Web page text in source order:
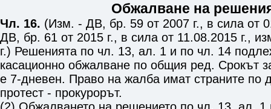
Обжалване на
Чл. 16. (Изм. - ДВ, бр. 59 от 2007 г., в сила от
ДВ, бр. 61 от 2015 г., в сила от 11.08.2015 г.,
г.) Решенията по чл. 13, ал. 1 и по чл. 14
касационно обжалване по общия ред. Срокът
е 7-дневен. Право на жалба имат страните по
протест - прокурорът.